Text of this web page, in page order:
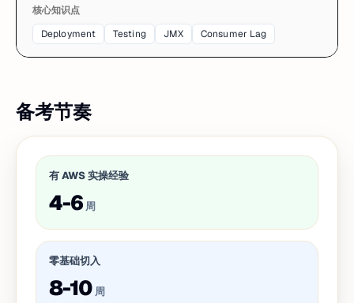
核心知识点
Deployment
Testing JMX Consumer Lag
备考节奏
有 AWS 实操经验
4-6 周
零基础切入
8-10 周